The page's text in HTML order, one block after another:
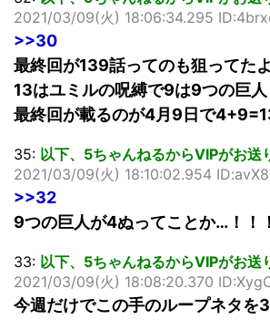
2021/03/09(火) 18:06:34.295
>>30
最終回が139話ってのも狙ってた
13はユミルの呪縛で9は9つの巨人
最終回が載るのが4月9日で
35: 以下、5ちゃんねるからVIPがお送
2021/03/09(火) 18:10:02.954
>>32
9つの巨人が4ぬってことか…！！
33: 以下、5ちゃんねるからVIPがお送
2021/03/09(火) 18:08:20.370
今週だけでこの手のループネタを